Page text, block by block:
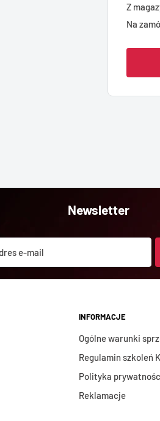
Z
Na
Newsletter
e-mail
INFORMACJE
Ogólne warunki
Regulamin szkoleń
Polityka
Reklamacje